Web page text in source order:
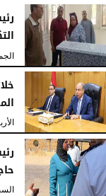
السبت، 25 يوليو 2026 05:41 مـ
الجمعة،
السبت،